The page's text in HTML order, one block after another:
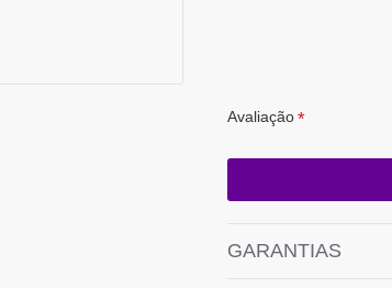
Avaliação
GARANTIAS